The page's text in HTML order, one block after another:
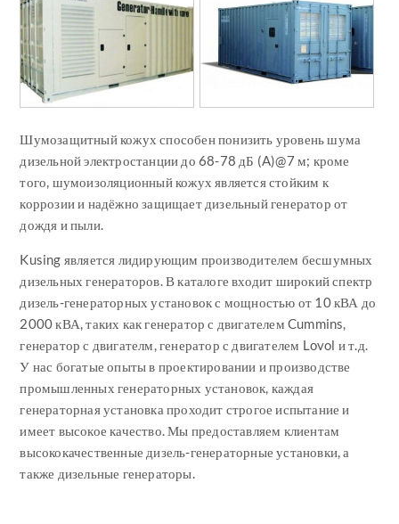
Шумозащитный кожух способен понизить уровень шума
дизельной электростанции до 68-78 дБ (A)@7 м; кроме
того, шумоизоляционный кожух является стойким к
коррозии и надёжно защищает дизельный генератор от
дождя и пыли.
Kusing является лидирующим производителем бесшумных
дизельных генераторов. В каталоге входит широкий спектр
дизель-генераторных установок с мощностью от 10 кВА до
2000 кВА, таких как генератор с двигателем Cummins,
генератор с двигателм, генератор с двигателем Lovol и т.д.
У нас богатые опыты в проектировании и производстве
промышленных генераторных установок, каждая
генераторная установка проходит строгое испытание и
имеет высокое качество. Мы предоставляем клиентам
высококачественные дизель-генераторные установки, а
также дизельные генераторы.